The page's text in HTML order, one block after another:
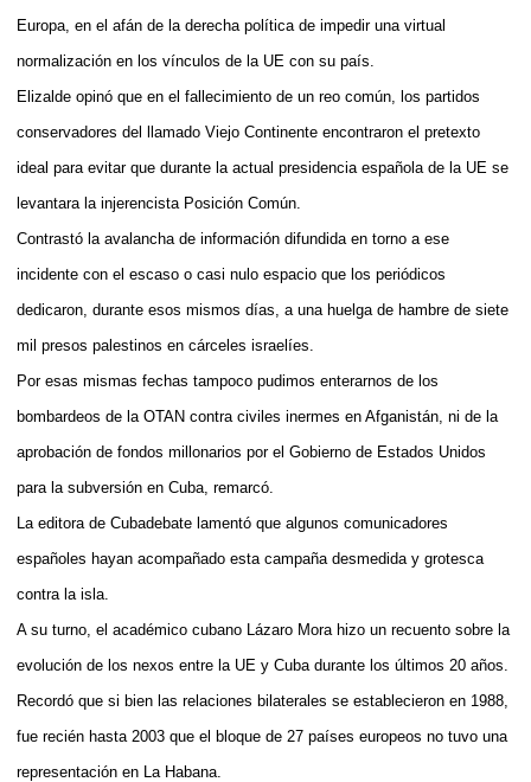
Europa, en el afán de la derecha política de impedir una virtual
normalización en los vínculos de la UE con su país.
Elizalde opinó que en el fallecimiento de un reo común, los partidos
conservadores del llamado Viejo Continente encontraron el pretexto
ideal para evitar que durante la actual presidencia española de la UE se
levantara la injerencista Posición Común.
Contrastó la avalancha de información difundida en torno a ese
incidente con el escaso o casi nulo espacio que los periódicos
dedicaron, durante esos mismos días, a una huelga de hambre de siete
mil presos palestinos en cárceles israelíes.
Por esas mismas fechas tampoco pudimos enterarnos de los
bombardeos de la OTAN contra civiles inermes en Afganistán, ni de la
aprobación de fondos millonarios por el Gobierno de Estados Unidos
para la subversión en Cuba, remarcó.
La editora de Cubadebate lamentó que algunos comunicadores
españoles hayan acompañado esta campaña desmedida y grotesca
contra la isla.
A su turno, el académico cubano Lázaro Mora hizo un recuento sobre la
evolución de los nexos entre la UE y Cuba durante los últimos 20 años.
Recordó que si bien las relaciones bilaterales se establecieron en 1988,
fue recién hasta 2003 que el bloque de 27 países europeos no tuvo una
representación en La Habana.